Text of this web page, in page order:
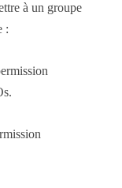
à un groupe
: